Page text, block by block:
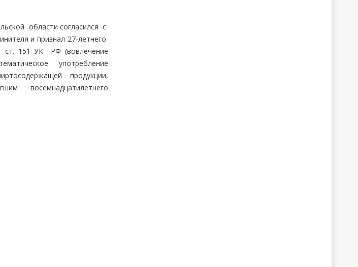
области согласился с
и признал 27-летнего
151 УК РФ (вовлечение
употребление
продукции,
восемнадцатилетнего